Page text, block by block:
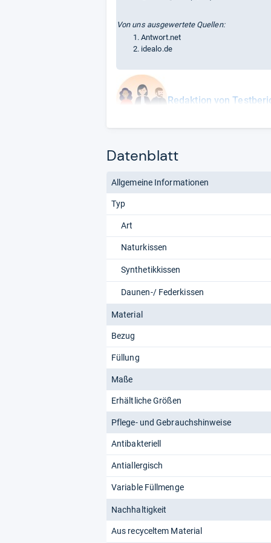
Von uns ausgewertete Quellen:
Antwort.net
idealo.de
Redaktion von
Datenblatt
Allgemeine Informationen
Typ
Art
Naturkissen
Synthetikkissen
Daunen-/ Federkissen
Material
Bezug
Füllung
Maße
Erhältliche Größen
Pflege- und Gebrauchshinweise
Antibakteriell
Antiallergisch
Variable Füllmenge
Nachhaltigkeit
Aus recyceltem Material